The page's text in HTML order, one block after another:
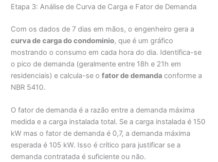
Etapa 3: Análise de Curva de Carga e Fator de Demanda
Com os dados de 7 dias em mãos, o engenheiro gera a
curva de carga do condominio, que é um gráfico
mostrando o consumo em cada hora do dia. Identifica-se
o pico de demanda (geralmente entre 18h e 21h em
residenciais) e calcula-se ofator de demanda conforme a
NBR 5410.
O fator de demanda é a razão entre a demanda máxima
medida e a carga instalada total. Se a carga instalada é 150
kW mas o fator de demanda é 0,7, a demanda máxima
esperada é 105 kW. Isso é crítico para justificar se a
demanda contratada é suficiente ou não.